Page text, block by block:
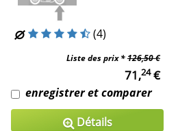
(4)
Liste des prix *126,50 €
71,24€
enregistrer et comparer
Détails